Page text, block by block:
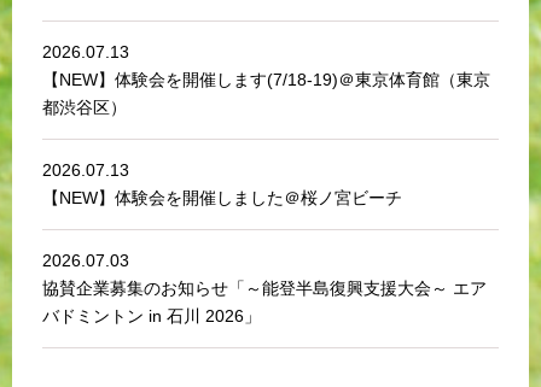
2026.07.13
【NEW】体験会を開催します(7/18-19)＠東京体育館（東京
都渋谷区）
2026.07.13
【NEW】体験会を開催しました＠桜ノ宮ビーチ
2026.07.03
協賛企業募集のお知らせ「～能登半島復興支援大会～ エア
バドミントン in 石川 2026」